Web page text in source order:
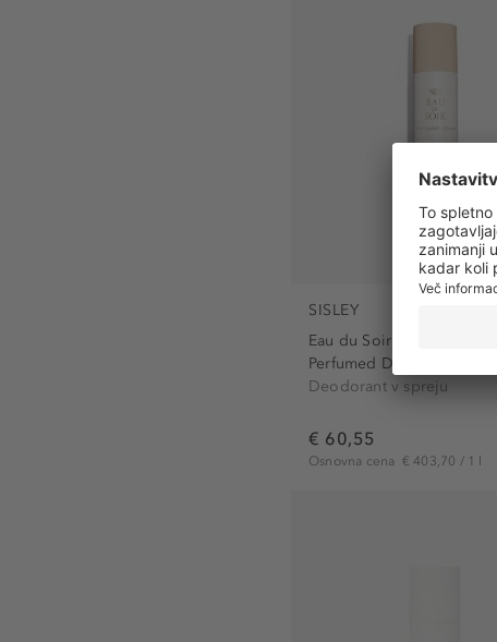
SISLEY
Eau du Soir
Perfumed Deodorant Spray
Deodorant v spreju
€ 60,55
Osnovna cena € 403,70 / 1 l